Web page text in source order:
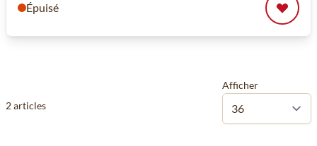
Épuisé
2articles
Afficher